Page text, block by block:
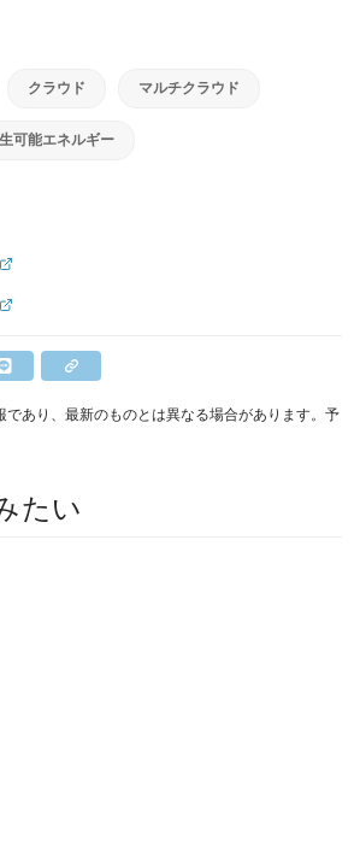
クラウド マルチクラウド
可能エネルギー
あり、最新のものとは異なる場合があります。予
たい